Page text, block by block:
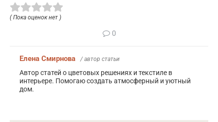
( Пока оценок нет )
0
Елена Смирнова / автор статьи
Автор статей о цветовых решениях и текстиле в
интерьере. Помогаю создать атмосферный и уютный
дом.